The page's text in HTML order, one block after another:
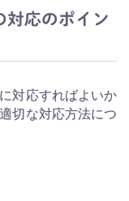
対応のポイン
対応すればよいか
切な対応方法につ